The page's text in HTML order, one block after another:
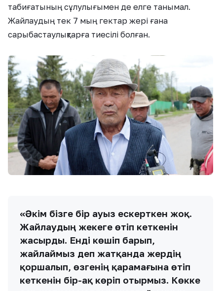
табиғатының сұлулығымен де елге танымал.
Жайлаудың тек 7 мың гектар жері ғана
сарыбастаулықтарға тиесілі болған.
«Әкім бізге бір ауыз ескерткен жоқ.
Жайлаудың жекеге өтіп кеткенін
жасырды. Енді көшіп барып,
жайлаймыз деп жатқанда жердің
қоршалып, өзгенің қарамағына өтіп
кеткенін бір-ақ көріп отырмыз. Көкке